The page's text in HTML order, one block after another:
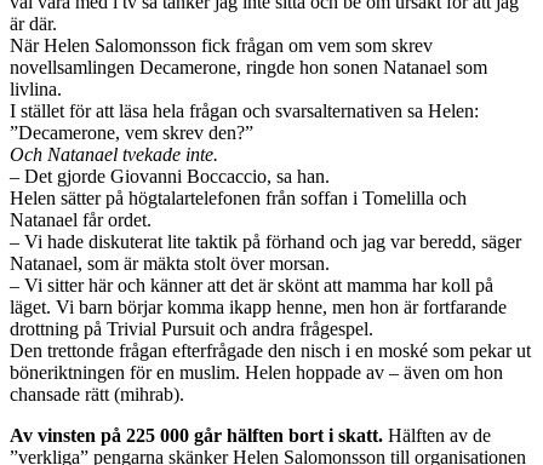
är där.
När Helen Salomonsson fick frågan om vem som skrev
novellsamlingen Decamerone, ringde hon sonen Natanael som
livlina.
I stället för att läsa hela frågan och svarsalternativen sa Helen:
”Decamerone, vem skrev den?”
Och Natanael tvekade inte.
– Det gjorde Giovanni Boccaccio, sa han.
Helen sätter på högtalartelefonen från soffan i Tomelilla och
Natanael får ordet.
– Vi hade diskuterat lite taktik på förhand och jag var beredd, säger
Natanael, som är mäkta stolt över morsan.
– Vi sitter här och känner att det är skönt att mamma har koll på
läget. Vi barn börjar komma ikapp henne, men hon är fortfarande
drottning på Trivial Pursuit och andra frågespel.
Den trettonde frågan efterfrågade den nisch i en moské som pekar ut
böneriktningen för en muslim. Helen hoppade av – även om hon
chansade rätt (mihrab).
Av vinsten på 225 000 går hälften bort i skatt. Hälften av de
”verkliga” pengarna skänker Helen Salomonsson till organisationen